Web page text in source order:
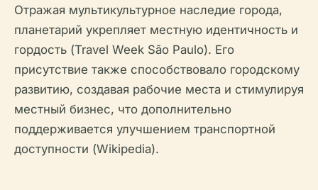
Отражая мультикультурное наследие города,
планетарий укрепляет местную идентичность и
гордость (Travel Week São Paulo). Его
присутствие также способствовало городскому
развитию, создавая рабочие места и стимулируя
местный бизнес, что дополнительно
поддерживается улучшением транспортной
доступности (Wikipedia).